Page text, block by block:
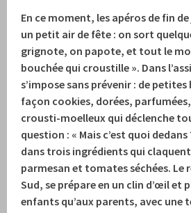
En ce moment, les apéros de fin
un petit air de fête : on sort
grignote, on papote, et tout le
bouchée qui croustille ». Dans
s’impose sans prévenir : de petites
façon cookies, dorées,
crousti-moelleux qui déclenche
question : « Mais c’est quoi dedans
dans trois ingrédients qui
parmesan et tomates séchées. Le
Sud, se prépare en un clin d’œil et
enfants qu’aux parents, avec une